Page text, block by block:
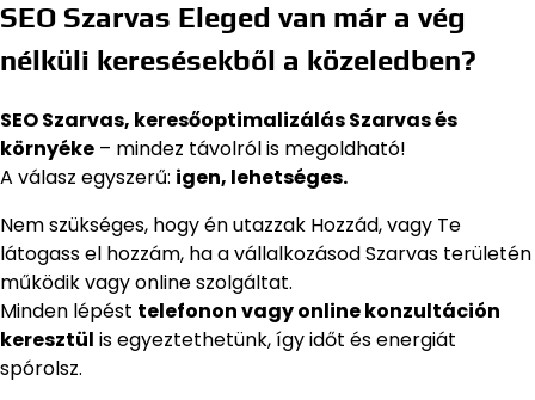
SEO Szarvas Eleged van már a vég
nélküli keresésekből a közeledben?
SEO Szarvas, keresőoptimalizálás Szarvas és
környéke – mindez távolról is megoldható!
A válasz egyszerű: igen, lehetséges.
Nem szükséges, hogy én utazzak Hozzád, vagy Te
látogass el hozzám, ha a vállalkozásod Szarvas területén
működik vagy online szolgáltat.
Minden lépést telefonon vagy online konzultáción
keresztül is egyeztethetünk, így időt és energiát
spórolsz.